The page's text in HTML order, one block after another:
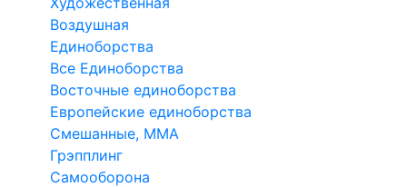
Воздушная
Единоборства
Все Единоборства
Восточные единоборства
Европейские единоборства
Смешанные, ММА
Грэпплинг
Самооборона